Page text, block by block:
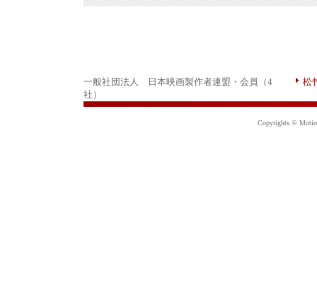
一般社団法人 日本映画製作者連盟・会員（4
社）
松
Copyrights ©